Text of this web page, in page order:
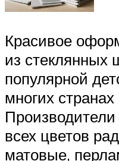
Красивое
из стеклянных
популярной
многих
всех цветов
матовые,